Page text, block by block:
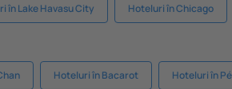
în Lake Havasu City Hoteluri în Chicago
Hoteluri în Bacarot Hoteluri în